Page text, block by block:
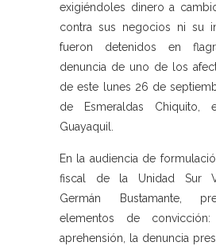
exigiéndoles dinero a
contra sus negocios ni su
fueron detenidos en
denuncia de uno de los
de este lunes 26 de
de Esmeraldas
Guayaquil.
En la audiencia de
fiscal de la Unidad Sur
Germán Bustamante,
elementos de
aprehensión, la denuncia